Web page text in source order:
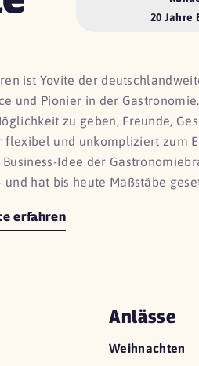
20 Jahre
ist Yovite der
und Pionier in der
zu geben, Freunde,
flexibel und unkompliziert zum
Idee der
und hat bis heute Maßstäbe
erfahren
Anlässe
Weihnachten